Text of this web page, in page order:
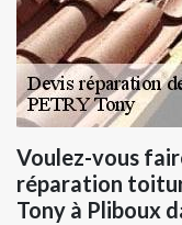
Voulez-vous
réparation
Tony à Pliboux